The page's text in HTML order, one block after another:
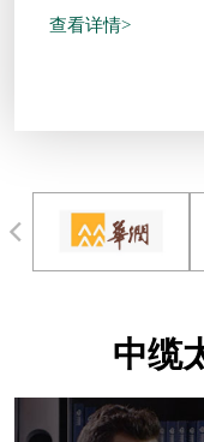
查看详情>
中缆